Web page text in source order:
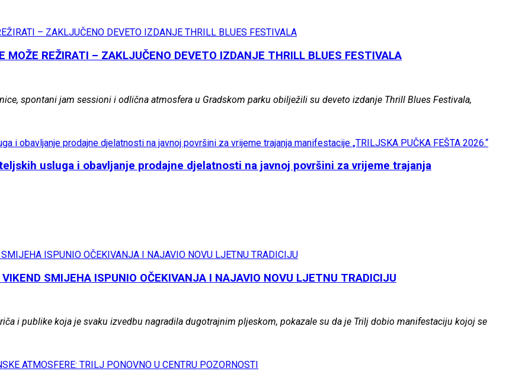
MOŽE REŽIRATI – ZAKLJUČENO DEVETO IZDANJE THRILL BLUES FESTIVALA
spontani jam sessioni i odlična atmosfera u Gradskom parku obilježili su deveto izdanje Thrill Blues Festivala,
usluga i obavljanje prodajne djelatnosti na javnoj površini za vrijeme trajanja
SMIJEHA ISPUNIO OČEKIVANJA I NAJAVIO NOVU LJETNU TRADICIJU
i publike koja je svaku izvedbu nagradila dugotrajnim pljeskom, pokazale su da je Trilj dobio manifestaciju kojoj se